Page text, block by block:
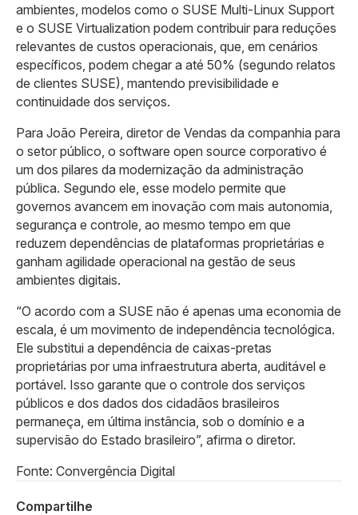
ambientes, modelos como o SUSE Multi-Linux Support
e o SUSE Virtualization podem contribuir para reduções
relevantes de custos operacionais, que, em cenários
específicos, podem chegar a até 50% (segundo relatos
de clientes SUSE), mantendo previsibilidade e
continuidade dos serviços.
Para João Pereira, diretor de Vendas da companhia para
o setor público, o software open source corporativo é
um dos pilares da modernização da administração
pública. Segundo ele, esse modelo permite que
governos avancem em inovação com mais autonomia,
segurança e controle, ao mesmo tempo em que
reduzem dependências de plataformas proprietárias e
ganham agilidade operacional na gestão de seus
ambientes digitais.
“O acordo com a SUSE não é apenas uma economia de
escala, é um movimento de independência tecnológica.
Ele substitui a dependência de caixas-pretas
proprietárias por uma infraestrutura aberta, auditável e
portável. Isso garante que o controle dos serviços
públicos e dos dados dos cidadãos brasileiros
permaneça, em última instância, sob o domínio e a
supervisão do Estado brasileiro”, afirma o diretor.
Fonte: Convergência Digital
Compartilhe